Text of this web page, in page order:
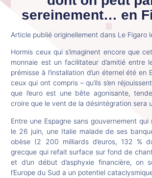
sereinement… en
Article publié originellement dans Le Figaro
Hormis ceux qui s’imaginent encore que
monnaie est un facilitateur d’amitié entre
prémisse à l’installation d’un éternel été en
ceux qui ont compris – qu’ils s’en
que l’euro est une bête agonisante,
croire que le vent de la désintégration sera
Entre une Espagne sans gouvernement
le 26 juin, une Italie malade de ses
obèse (2 200 milliards d’euros, 132 %
grecque qui refait surface sur fond de
et d’un début d’asphyxie financière, on
l’Europe du Sud a un potentiel